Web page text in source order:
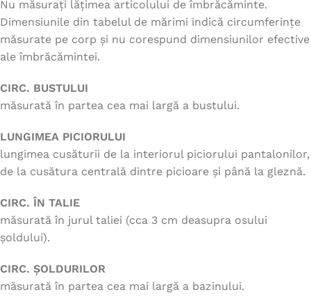
Nu măsurați lățimea articolului de îmbrăcăminte.
Dimensiunile din tabelul de mărimi indică circumferințe
măsurate pe corp și nu corespund dimensiunilor efective
ale îmbrăcămintei.
CIRC. BUSTULUI
măsurată în partea cea mai largă a bustului.
LUNGIMEA PICIORULUI
lungimea cusăturii de la interiorul piciorului pantalonilor,
de la cusătura centrală dintre picioare și până la gleznă.
CIRC. ÎN TALIE
măsurată în jurul taliei (cca 3 cm deasupra osului
șoldului).
CIRC. ȘOLDURILOR
măsurată în partea cea mai largă a bazinului.